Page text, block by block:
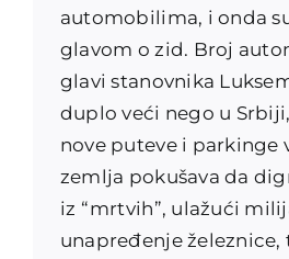
automobilima, i onda
glavom o zid. Broj
glavi stanovnika
duplo veći nego u
nove puteve i parkinge
zemlja pokušava da
iz “mrtvih”, ulažući
unapređenje železnice,